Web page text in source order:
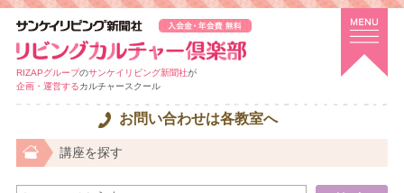
RIZAPグループのサンケイリビング新聞社が
企画・運営するカルチャースクール
お問い合わせは各教室へ
講座を探す